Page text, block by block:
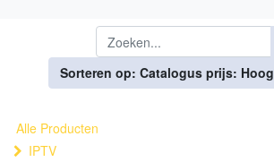
Sorteren op: Catalogus prijs:
Alle Producten
IPTV